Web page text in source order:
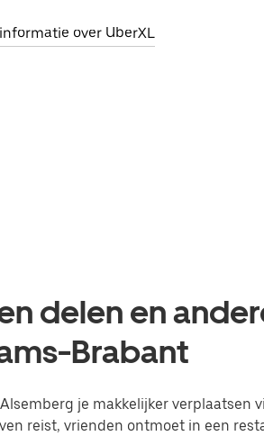
over UberXL
delen en
Brabant
je makkelijker verplaatsen
reist, vrienden ontmoet in een